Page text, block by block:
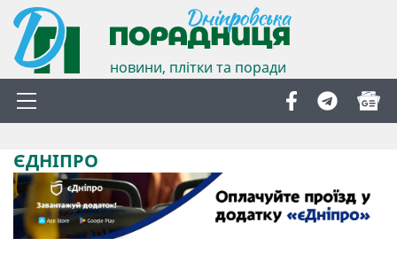
новини, плітки та поради
ЄДНІПРО